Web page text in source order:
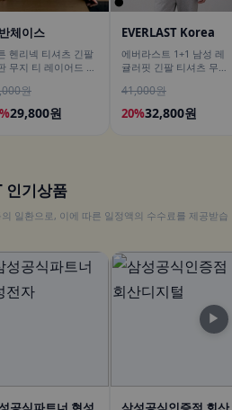
체이스
헨리넥 티셔츠 긴팔
무지 티 레이어드 이
원
29,800원
EVERLAST Korea
에버라스트 1+1 남성 레
귤러핏 긴팔 티셔츠 무지
41,000원
20%32,800원
인기상품
일환으로, 이에 따른 일정액의 수수료를 제공받습
▶